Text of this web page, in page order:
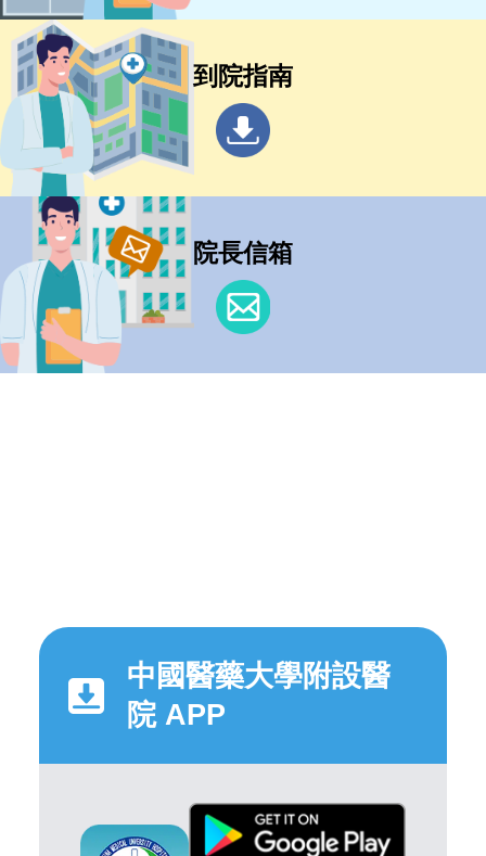
到院指南
院長信箱
中國醫藥大學附設醫
院 APP